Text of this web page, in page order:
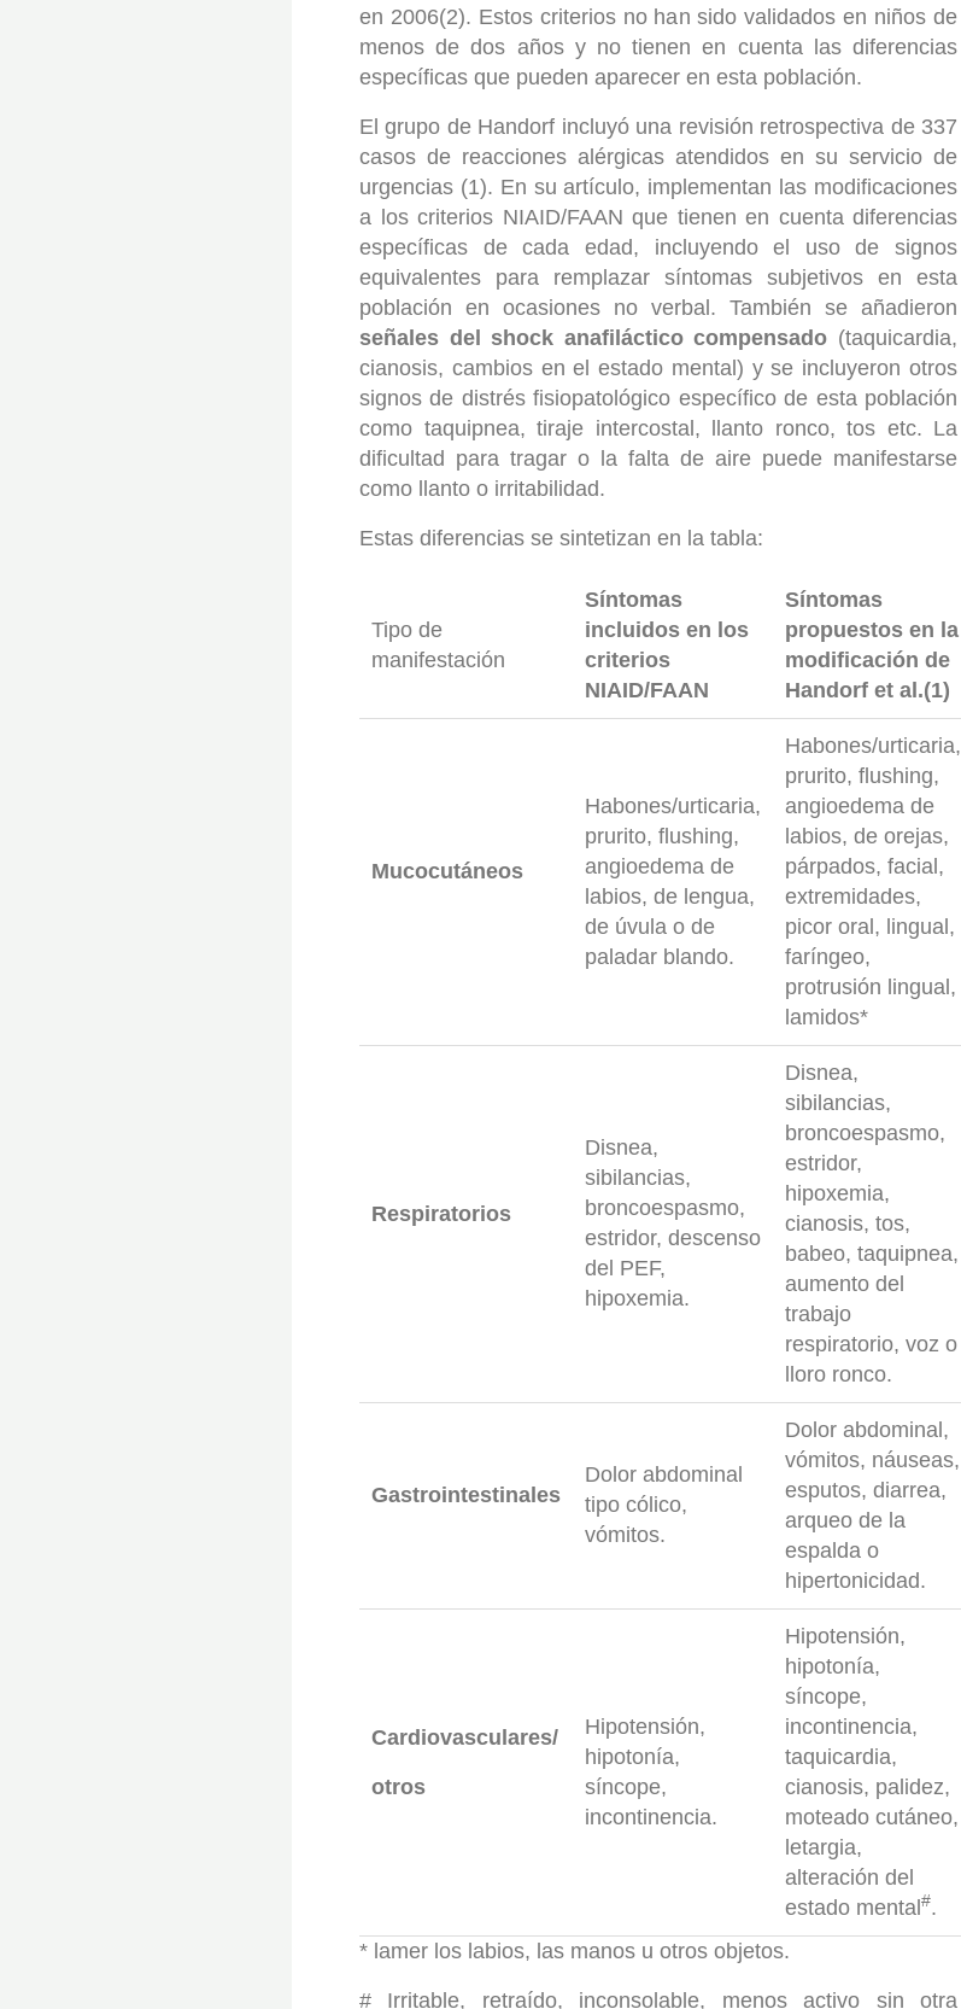
en 2006(2). Estos criterios no han sido validados en niños de
menos de dos años y no tienen en cuenta las diferencias
específicas que pueden aparecer en esta población.
El grupo de Handorf incluyó una revisión retrospectiva de 337
casos de reacciones alérgicas atendidos en su servicio de
urgencias (1). En su artículo, implementan las modificaciones
a los criterios NIAID/FAAN que tienen en cuenta diferencias
específicas de cada edad, incluyendo el uso de signos
equivalentes para remplazar síntomas subjetivos en esta
población en ocasiones no verbal. También se añadieron
señales del shock anafiláctico compensado (taquicardia,
cianosis, cambios en el estado mental) y se incluyeron otros
signos de distrés fisiopatológico específico de esta población
como taquipnea, tiraje intercostal, llanto ronco, tos etc. La
dificultad para tragar o la falta de aire puede manifestarse
como llanto o irritabilidad.
Estas diferencias se sintetizan en la tabla:
Tipo de
manifestación
Síntomas
incluidos en los
criterios
NIAID/FAAN
Síntomas
propuestos en la
modificación de
Handorf et al.(1)
Mucocutáneos
Habones/urticaria,
prurito, flushing,
angioedema de
labios, de lengua,
de úvula o de
paladar blando.
Habones/urticaria,
prurito, flushing,
angioedema de
labios, de orejas,
párpados, facial,
extremidades,
picor oral, lingual,
faríngeo,
protrusión lingual,
lamidos*
Respiratorios
Disnea,
sibilancias,
broncoespasmo,
estridor, descenso
del PEF,
hipoxemia.
Disnea,
sibilancias,
broncoespasmo,
estridor,
hipoxemia,
cianosis, tos,
babeo, taquipnea,
aumento del
trabajo
respiratorio, voz o
lloro ronco.
Gastrointestinales
Dolor abdominal
tipo cólico,
vómitos.
Dolor abdominal,
vómitos, náuseas,
esputos, diarrea,
arqueo de la
espalda o
hipertonicidad.
Cardiovasculares/
otros
Hipotensión,
hipotonía,
síncope,
incontinencia.
Hipotensión,
hipotonía,
síncope,
incontinencia,
taquicardia,
cianosis, palidez,
moteado cutáneo,
letargia,
alteración del
estado mental #.
* lamer los labios, las manos u otros objetos.
# Irritable, retraído, inconsolable, menos activo sin otra